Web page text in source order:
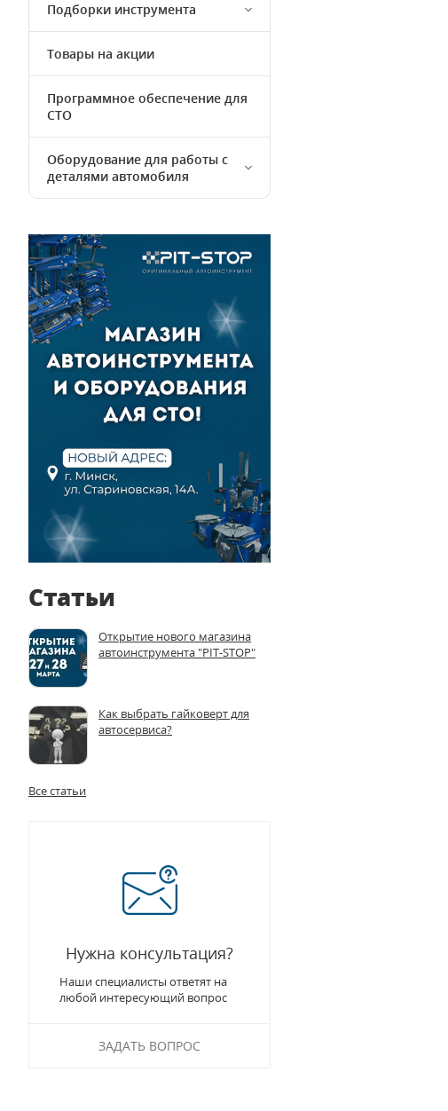
Подборки инструмента
Товары на акции
Программное обеспечение для
СТО
Оборудование для работы с
деталями автомобиля
Статьи
Открытие нового магазина
автоинструмента "PIT-STOP"
Как выбрать гайковерт для
автосервиса?
Все статьи
Нужна консультация?
Наши специалисты ответят на
любой интересующий вопрос
ЗАДАТЬ ВОПРОС